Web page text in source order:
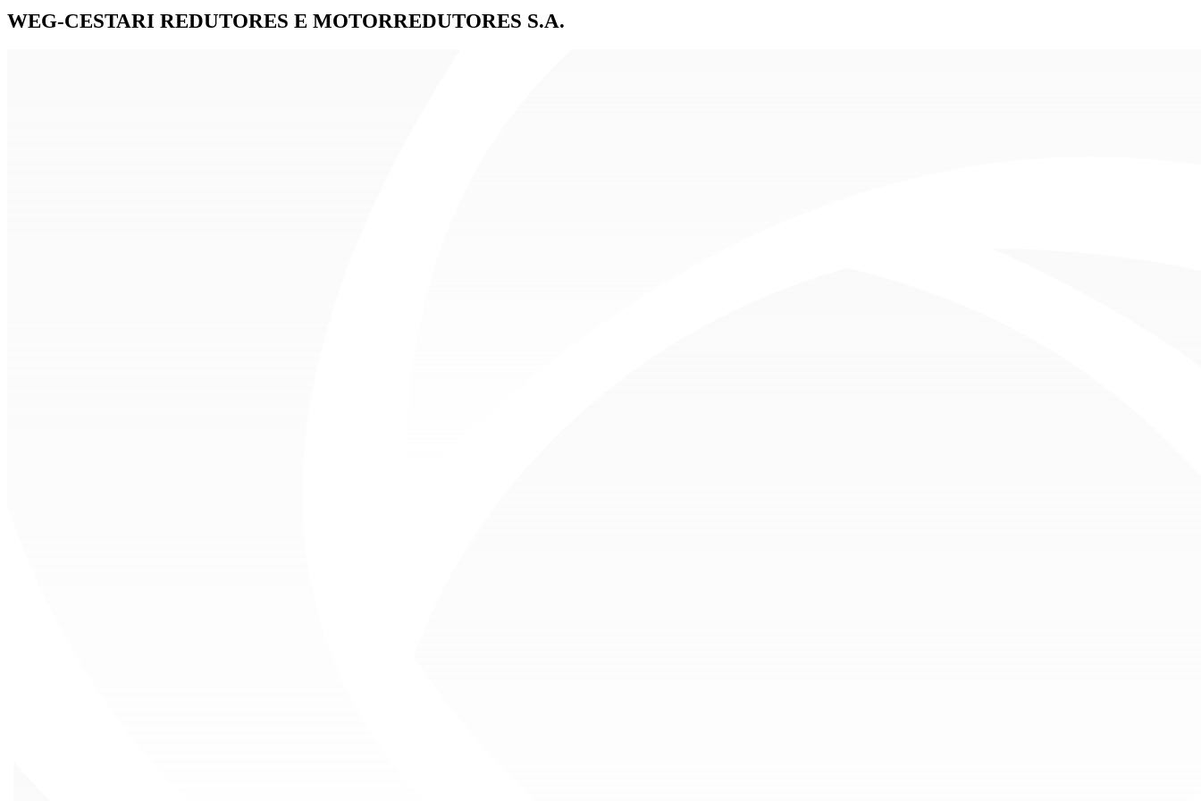
WEG-CESTARI REDUTORES E MOTORREDUTORES S.A.